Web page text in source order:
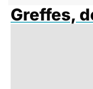
Greffes,